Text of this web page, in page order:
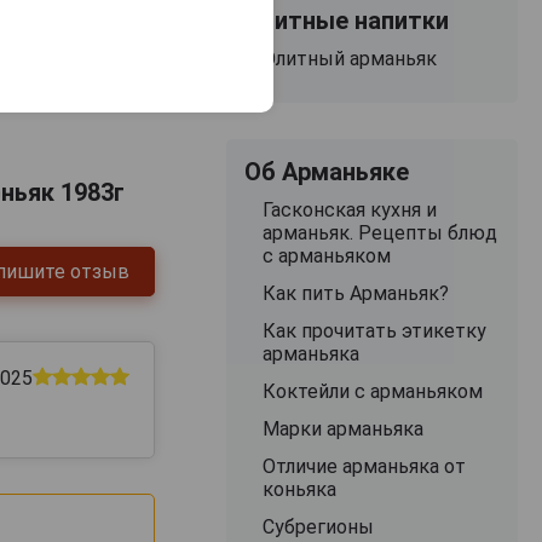
1983г
отзыв
Элитные напитки
Элитный арманьяк
Об Арманьяке
Гасконская кухня и
арманьяк. Рецепты блюд
с арманьяком
Как пить Арманьяк?
Как прочитать этикетку
арманьяка
Коктейли с арманьяком
Марки арманьяка
Отличие арманьяка от
коньяка
Субрегионы